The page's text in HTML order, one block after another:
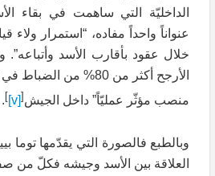
الداخليّة التي ساهمت في بقاء
عنواناً واحداً مفاده، “استمرار ولاء
خلال عقود بأقارب الأسد
منصب مؤثّر عمليّاً” داخل الجيش [[v]
]
.
وبالطبع فالصورة التي يقدّمها
العلاقة بين الأسد وجيشه فكلّ من